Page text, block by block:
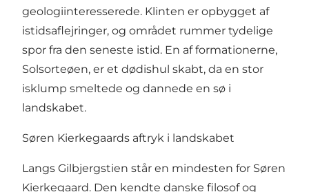
geologiinteresserede. Klinten er opbygget af
istidsaflejringer, og området rummer tydelige
spor fra den seneste istid. En af formationerne,
Solsorteøen, er et dødishul skabt, da en stor
isklump smeltede og dannede en sø i
landskabet.
Søren Kierkegaards aftryk i landskabet
Langs Gilbjergstien står en mindesten for Søren
Kierkegaard. Den kendte danske filosof og